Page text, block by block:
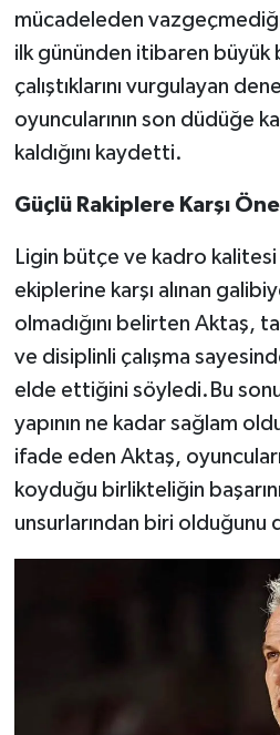
mücadeleden
ilk gününden itibaren büyük
çalıştıklarını vurgulayan
oyuncularının son düdüğe
kaldığını kaydetti.
Güçlü Rakiplere Karşı
Ligin bütçe ve kadro kalitesi
ekiplerine karşı alınan
olmadığını belirten Aktaş,
ve disiplinli çalışma
elde ettiğini söyledi.Bu
yapının ne kadar sağlam
ifade eden Aktaş,
koyduğu birlikteliğin
unsurlarından biri olduğunu